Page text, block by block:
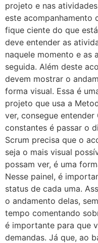
projeto e nas
este acompanhamento
fique ciente do que
deve entender as
naquele momento e as
seguida. Além deste
devem mostrar o
forma visual. Essa é
projeto que usa a
ver, consegue
constantes é passar o
Scrum precisa que o
seja o mais visual
possam ver, é uma
Nesse painel, é
status de cada uma.
o andamento delas,
tempo comentando
é importante para que
demandas. Já que, ao